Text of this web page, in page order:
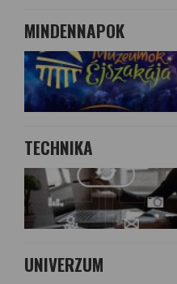
MINDENNAPOK
TECHNIKA
UNIVERZUM